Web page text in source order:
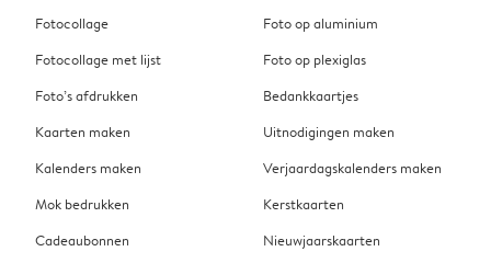
Fotocollage
Fotocollage met lijst
Foto’s afdrukken
Kaarten maken
Kalenders maken
Mok bedrukken
Cadeaubonnen
Foto op aluminium
Foto op plexiglas
Bedankkaartjes
Uitnodigingen maken
Verjaardagskalenders maken
Kerstkaarten
Nieuwjaarskaarten